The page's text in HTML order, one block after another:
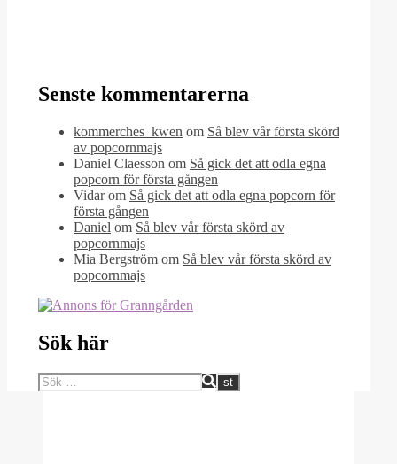
Senste kommentarerna
kommerches_kwen om Så blev vår första skörd
av popcornmajs
Daniel Claesson om Så gick det att odla egna
popcorn för första gången
Vidarom Så gick det att odla egna popcorn för
första gången
Daniel om Så blev vår första skörd av
popcornmajs
Mia Bergström om Så blev vår första skörd av
popcornmajs
Sök här